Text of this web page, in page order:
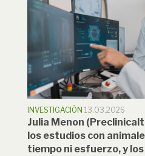
INVESTIGACIÓN 13.03.2026
Julia Menon
los estudios con
tiempo ni esfuerzo, y